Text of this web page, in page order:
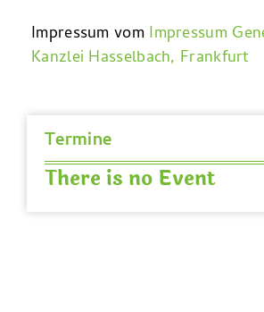
Impressum vom Impressum
Kanzlei Hasselbach, Frankfurt
Termine
There is no Event